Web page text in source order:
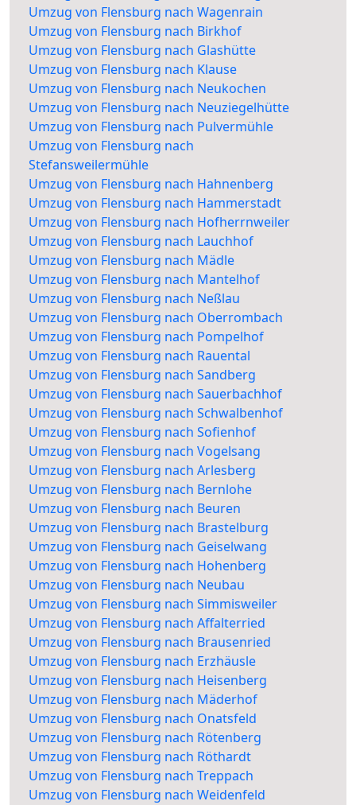
Umzug von Flensburg nach Wagenrain
Umzug von Flensburg nach Birkhof
Umzug von Flensburg nach Glashütte
Umzug von Flensburg nach Klause
Umzug von Flensburg nach Neukochen
Umzug von Flensburg nach Neuziegelhütte
Umzug von Flensburg nach Pulvermühle
Umzug von Flensburg nach
Stefansweilermühle
Umzug von Flensburg nach Hahnenberg
Umzug von Flensburg nach Hammerstadt
Umzug von Flensburg nach Hofherrnweiler
Umzug von Flensburg nach Lauchhof
Umzug von Flensburg nach Mädle
Umzug von Flensburg nach Mantelhof
Umzug von Flensburg nach Neßlau
Umzug von Flensburg nach Oberrombach
Umzug von Flensburg nach Pompelhof
Umzug von Flensburg nach Rauental
Umzug von Flensburg nach Sandberg
Umzug von Flensburg nach Sauerbachhof
Umzug von Flensburg nach Schwalbenhof
Umzug von Flensburg nach Sofienhof
Umzug von Flensburg nach Vogelsang
Umzug von Flensburg nach Arlesberg
Umzug von Flensburg nach Bernlohe
Umzug von Flensburg nach Beuren
Umzug von Flensburg nach Brastelburg
Umzug von Flensburg nach Geiselwang
Umzug von Flensburg nach Hohenberg
Umzug von Flensburg nach Neubau
Umzug von Flensburg nach Simmisweiler
Umzug von Flensburg nach Affalterried
Umzug von Flensburg nach Brausenried
Umzug von Flensburg nach Erzhäusle
Umzug von Flensburg nach Heisenberg
Umzug von Flensburg nach Mäderhof
Umzug von Flensburg nach Onatsfeld
Umzug von Flensburg nach Rötenberg
Umzug von Flensburg nach Röthardt
Umzug von Flensburg nach Treppach
Umzug von Flensburg nach Weidenfeld